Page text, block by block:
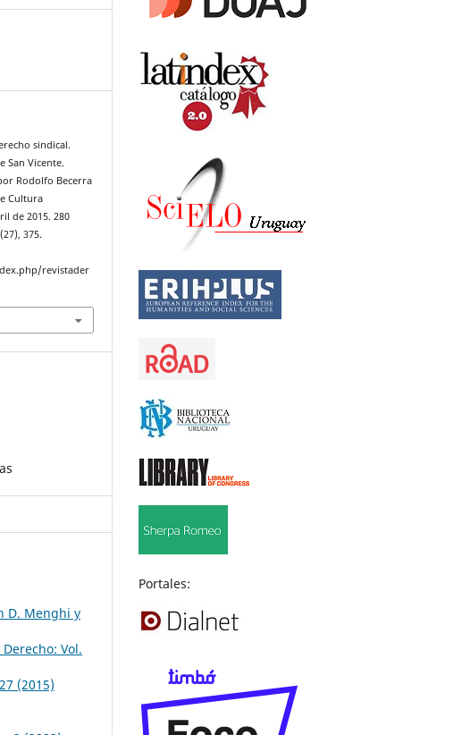
sindical.
San Vicente.
Rodolfo Becerra
Cultura
de 2015. 280
(27), 375.
revistader
D. Menghi y
Vol.
(2015)
Portales: